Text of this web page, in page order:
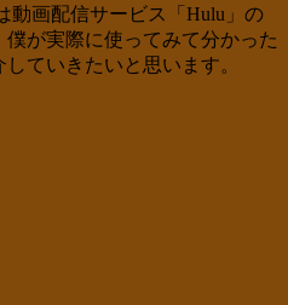
動画配信サービス「Hulu」の
が実際に使ってみて分かった
ていきたいと思います。